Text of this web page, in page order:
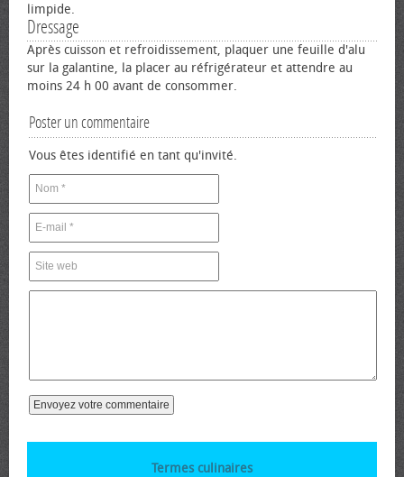
limpide.
Dressage
Après cuisson et refroidissement, plaquer une feuille d'alu
sur la galantine, la placer au réfrigérateur et attendre au
moins 24 h 00 avant de consommer.
Poster un commentaire
Vous êtes identifié en tant qu'invité.
Termes culinaires